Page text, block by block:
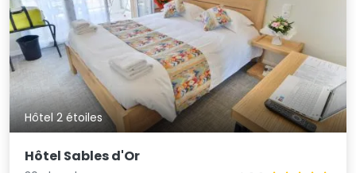
Hôtel 2 étoiles
Hôtel Sables d'Or